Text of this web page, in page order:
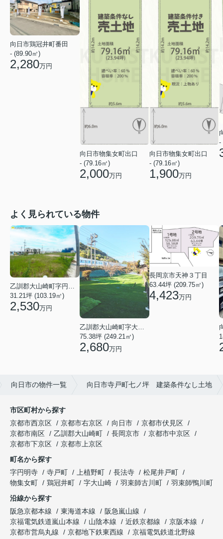
向日市鶏冠井町番田
- (89.90㎡)
2,280万円
向日市物集女町出口
- (79.16㎡)
2,000万円
向日市物集女町出口
- (79.16㎡)
1,900万円
-
よく見られている物件
乙訓郡大山崎町字円明寺小字西法寺
31.21坪 (103.19㎡)
2,530万円
75.38坪 (249.21㎡)
2,680万円
長岡京市天神３丁目
63.44坪 (209.75㎡)
4,423万円
向日市の物件一覧 向日市寺戸町七ノ坪 建築条件なし土地
市区町村から探す
京都市西京区
京都市右京区 向日市
京都市伏見区
京都市南区
乙訓郡大山崎町 長岡京市
京都市中京区
京都市下京区
京都市上京区
町名から探す
字円明寺
寺戸町 上植野町 長法寺
松尾井戸町
物集女町
鶏冠井町 字大山崎 羽束師古川町
羽束師鴨川町
沿線から探す
阪急京都本線
東海道本線
阪急嵐山線
京福電気鉄道嵐山本線
山陰本線 近鉄京都線
京阪本線
京都市営烏丸線
京都地下鉄東西線
京福電気鉄道北野線